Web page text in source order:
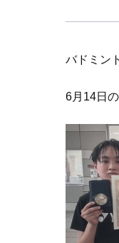
バドミン
6月14日